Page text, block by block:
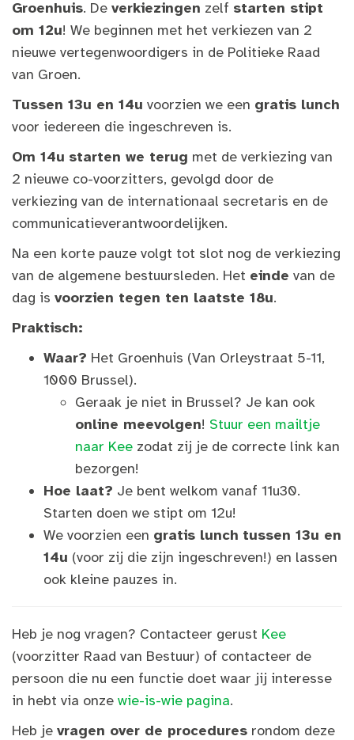
Groenhuis. De verkiezingen zelf starten stipt
om 12u! We beginnen met het verkiezen van 2
nieuwe vertegenwoordigers in de Politieke Raad
van Groen.
Tussen 13u en 14u voorzien we een gratis lunch
voor iedereen die ingeschreven is.
Om 14u starten we terug met de verkiezing van
2 nieuwe co-voorzitters, gevolgd door de
verkiezing van de internationaal secretaris en de
communicatieverantwoordelijken.
Na een korte pauze volgt tot slot nog de verkiezing
van de algemene bestuursleden. Het einde van de
dag is voorzien tegen ten laatste 18u.
Praktisch:
Waar? Het Groenhuis (Van Orleystraat 5-11,
1000 Brussel).
Geraak je niet in Brussel? Je kan ook
online meevolgen! Stuur een mailtje
naar Kee zodat zij je de correcte link kan
bezorgen!
Hoe laat? Je bent welkom vanaf 11u30.
Starten doen we stipt om 12u!
We voorzien een gratis lunch tussen 13u en
14u (voor zij die zijn ingeschreven!) en lassen
ook kleine pauzes in.
Heb je nog vragen? Contacteer gerust Kee
(voorzitter Raad van Bestuur) of contacteer de
persoon die nu een functie doet waar jij interesse
in hebt via onze wie-is-wie pagina.
Heb je vragen over de procedures rondom deze